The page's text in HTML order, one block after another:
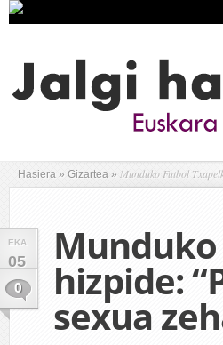
Hasiera » Gizartea » Munduko Futbol
EKA
05
0
hizpide:
sexua